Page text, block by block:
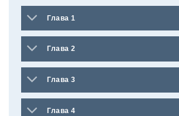
Глава 1
Глава 2
Глава 3
Глава 4